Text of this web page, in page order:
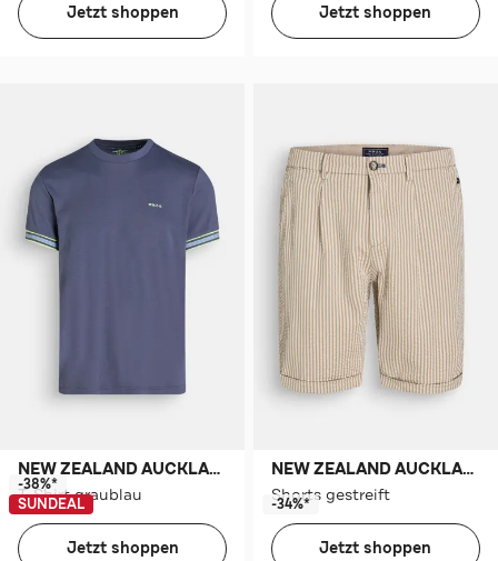
Jetzt shoppen Jetzt shoppen
NEW ZEALAND AUCKLAND
T-Shirt graublau
-38%*
SUNDEAL
Jetzt shoppen
NEW ZEALAND AUCKLAND
Shorts gestreift
-34%*
Jetzt shoppen